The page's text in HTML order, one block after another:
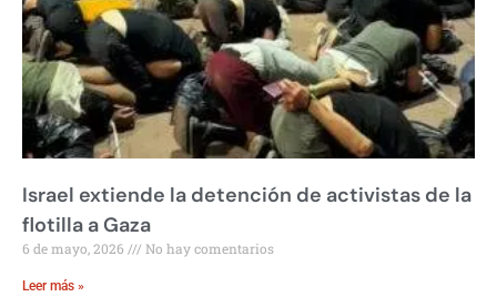
Israel extiende la detención de activistas de la
flotilla a Gaza
6 de mayo, 2026 No hay comentarios
Leer más »